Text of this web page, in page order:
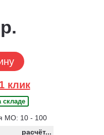
клик
складе
МО: 10 - 100
расчёт...